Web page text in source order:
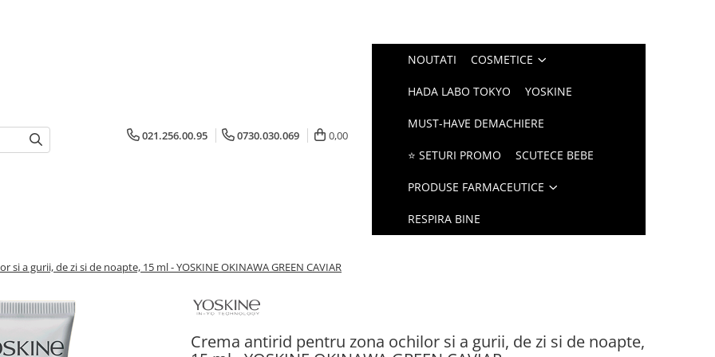
021.256.00.95 0730.030.069 0,00
NOUTATI COSMETICE
HADA LABO TOKYO YOSKINE
MUST-HAVE DEMACHIERE
⭐ SETURI PROMO SCUTECE BEBE
PRODUSE FARMACEUTICE
RESPIRA BINE
a gurii, de zi si de noapte, 15 ml - YOSKINE OKINAWA GREEN CAVIAR
Crema antirid pentru zona ochilor si a gurii, de zi si de noapte,